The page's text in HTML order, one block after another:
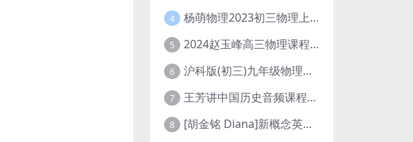
4 杨萌物理2023初三物理上秋季A+班(视频+讲义) 百度网盘分享
5 2024赵玉峰高三物理课程24年高考物理一轮复习网课教程
6 沪科版(初三)九年级物理全一册网课教学视频全集(录播版 杜春雨 66讲)
7 王芳讲中国历史音频课程全集(上下五千年)
8 [胡金铭 Diana]新概念英语第1册教学视频课程(全集 百度网盘下载)